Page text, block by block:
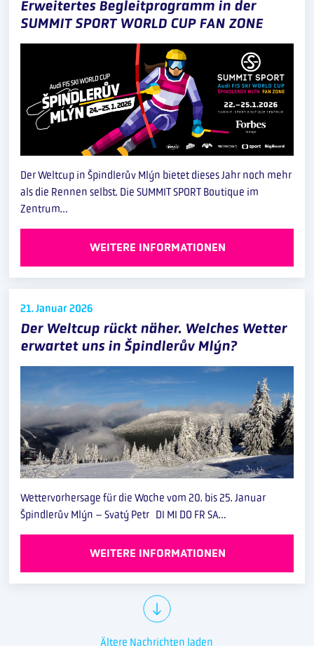
Erweitertes Begleitprogramm in der
SUMMIT SPORT WORLD CUP FAN ZONE
Der Weltcup in Špindlerův Mlýn bietet dieses Jahr noch mehr
als die Rennen selbst. Die SUMMIT SPORT Boutique im
Zentrum…
WEITERE INFORMATIONEN
21. Januar2026
Der Weltcup rückt näher. Welches Wetter
erwartet uns in Špindlerův Mlýn?
Wettervorhersage für die Woche vom 20. bis 25. Januar
Špindlerův Mlýn – Svatý Petr DI MI DO FR SA…
WEITERE INFORMATIONEN
Ältere Nachrichten laden